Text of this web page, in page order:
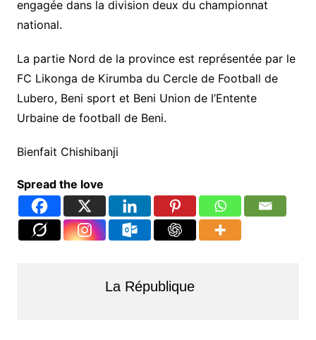
engagée dans la division deux du championnat
national.
La partie Nord de la province est représentée par le
FC Likonga de Kirumba du Cercle de Football de
Lubero, Beni sport et Beni Union de l’Entente
Urbaine de football de Beni.
Bienfait Chishibanji
Spread the love
La République